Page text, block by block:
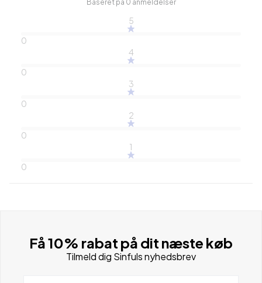
Baseret på 0 anmeldelser
5
0
4
0
3
0
2
0
1
0
Få 10% rabat på dit næste køb
Tilmeld dig Sinfuls nyhedsbrev